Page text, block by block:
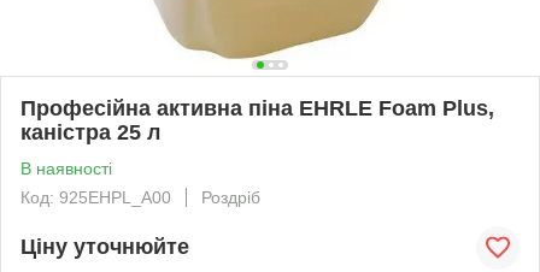
Професійна активна піна EHRLE Foam Plus,
каністра 25 л
В наявності
Код: 925EHPL_A00
Роздріб
Ціну уточнюйте